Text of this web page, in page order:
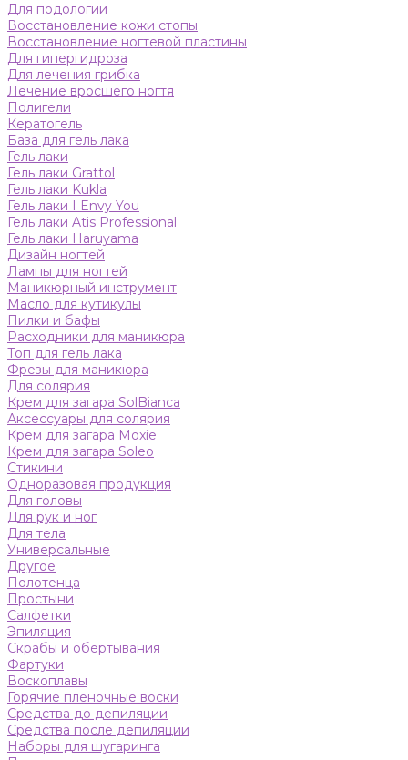
Для подологии
Восстановление кожи стопы
Восстановление ногтевой пластины
Для гипергидроза
Для лечения грибка
Лечение вросшего ногтя
Полигели
Кератогель
База для гель лака
Гель лаки
Гель лаки Grattol
Гель лаки Kukla
Гель лаки I Envy You
Гель лаки Atis Professional
Гель лаки Haruyama
Дизайн ногтей
Лампы для ногтей
Маникюрный инструмент
Масло для кутикулы
Пилки и бафы
Расходники для маникюра
Топ для гель лака
Фрезы для маникюра
Для солярия
Крем для загара SolBianca
Аксессуары для солярия
Крем для загара Moxie
Крем для загара Soleo
Стикини
Одноразовая продукция
Для головы
Для рук и ног
Для тела
Универсальные
Другое
Полотенца
Простыни
Салфетки
Эпиляция
Скрабы и обертывания
Фартуки
Воскоплавы
Горячие пленочные воски
Средства до депиляции
Средства после депиляции
Наборы для шугаринга